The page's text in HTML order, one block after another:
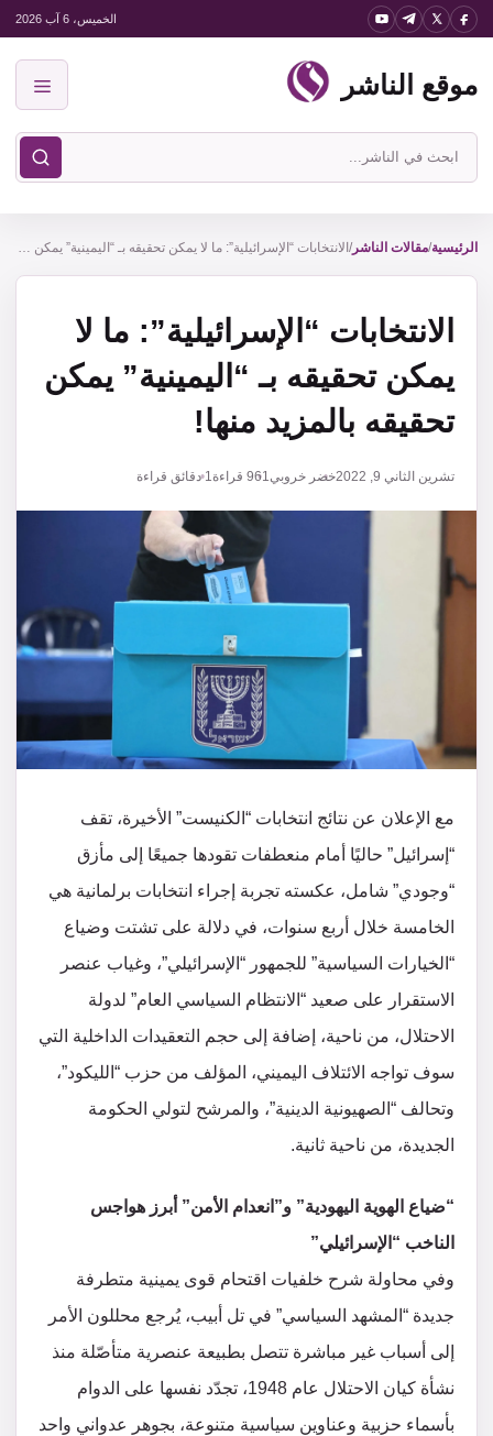
انتقل
المحتوى
الخميس، 6 آب 2026
موقع الناشر
ابحث
في
الناشر
الرئيسية/مقالات الناشر/ الانتخابات “الإسرائيلية”: ما لا يمكن تحقيقه بـ “اليمينية” يمكن تحقيقه بالمزيد منها!
الانتخابات “الإسرائيلية”: ما لا
يمكن تحقيقه بـ “اليمينية” يمكن
تحقيقه بالمزيد منها!
تشرين الثاني 9, 2022 خضر خروبي961 قراءة1 دقائق قراءة
مع الإعلان عن نتائج انتخابات “الكنيست” الأخيرة، تقف
“إسرائيل” حاليًا أمام منعطفات تقودها جميعًا إلى مأزق
“وجودي” شامل، عكسته تجربة إجراء انتخابات برلمانية هي
الخامسة خلال أربع سنوات، في دلالة على تشتت وضياع
“الخيارات السياسية” للجمهور “الإسرائيلي”، وغياب عنصر
الاستقرار على صعيد “الانتظام السياسي العام” لدولة
الاحتلال، من ناحية، إضافة إلى حجم التعقيدات الداخلية التي
سوف تواجه الائتلاف اليميني، المؤلف من حزب “الليكود”،
وتحالف “الصهيونية الدينية”، والمرشح لتولي الحكومة
الجديدة، من ناحية ثانية.
“ضياع الهوية اليهودية” و”انعدام الأمن” أبرز هواجس
الناخب “الإسرائيلي”
وفي محاولة شرح خلفيات اقتحام قوى يمينية متطرفة
جديدة “المشهد السياسي” في تل أبيب، يُرجع محللون الأمر
إلى أسباب غير مباشرة تتصل بطبيعة عنصرية متأصّلة منذ
نشأة كيان الاحتلال عام 1948، تجدّد نفسها على الدوام
بأسماء حزبية وعناوين سياسية متنوعة، بجوهر عدواني واحد